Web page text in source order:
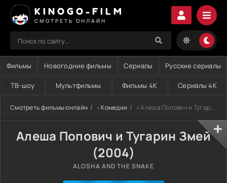
KINOGO-FILM
СМОТРЕТЬ ОНЛАЙН
Фильмы Новогодние фильмы Сериалы Русские сериалы
ТВ-шоу Мультфильмы Фильмы 4K Сериалы 4K
Смотреть фильмы онлайн »Комедии » Алеша Попович и Тугарин Змей (2004)
Алеша Попович и Тугарин Змей
(2004)
ALOSHA AND THE SNAKE